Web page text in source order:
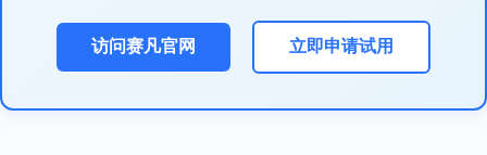
访问赛凡官网 立即申请试用